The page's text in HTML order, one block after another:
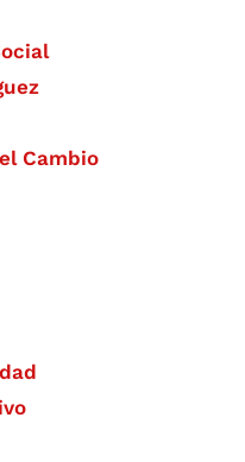
Cambio